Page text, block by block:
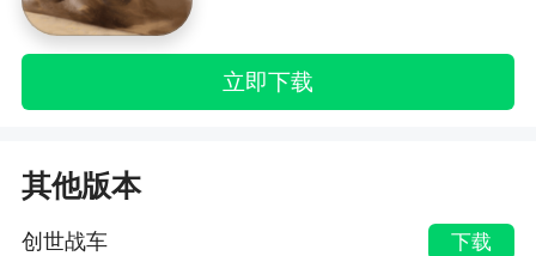
立即下载
其他版本
创世战车 下载